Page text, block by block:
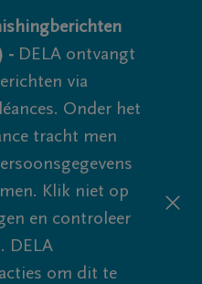
- DELA ontvangt
via
Onder het
tracht men
Klik niet op
en controleer
DELA
om dit te